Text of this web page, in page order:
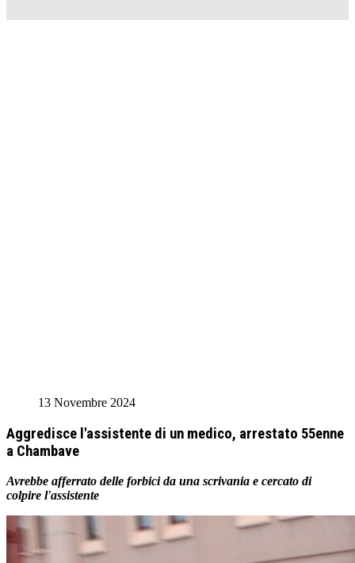
13 Novembre 2024
Aggredisce l'assistente di un medico, arrestato 55enne
a Chambave
Avrebbe afferrato delle forbici da una scrivania e cercato di
colpire l'assistente